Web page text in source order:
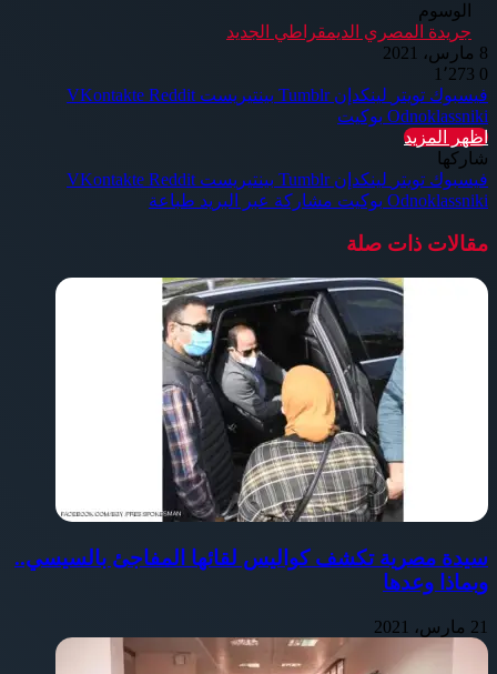
الوسوم
جريدة المصري الديمقراطي الجديد
8 مارس، 2021
0
فيسبوك تويتر لينكدإن بينتيريست
Odnoklassniki بوكيت
اظهر المزيد
شاركها
فيسبوك تويتر لينكدإن بينتيريست
Odnoklassniki بوكيت مشاركة عبر البريد طباعة
مقالات ذات صلة
سيدة مصرية تكشف كواليس لقائها المفاجئ بالسيسي..
وبماذا وعدها
21 مارس، 2021